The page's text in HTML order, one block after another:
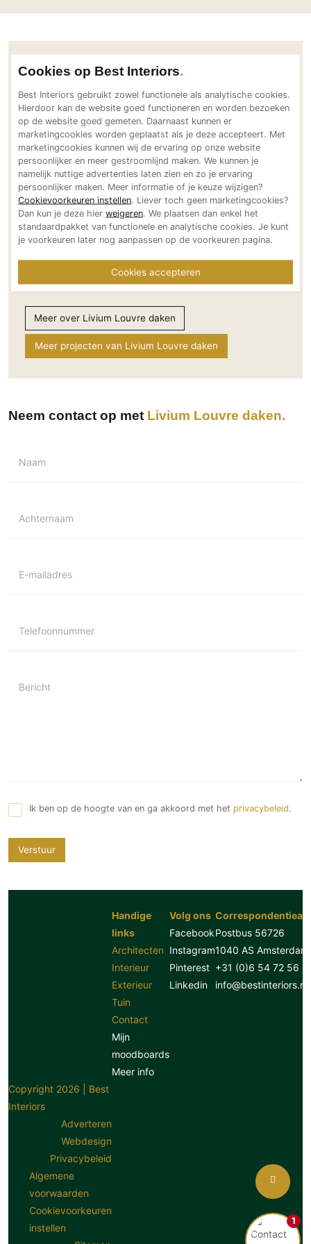
PVC vloeren
Houten vloeren
Natuursteen en keramiek vloeren
Vloerkleden
Afwerking
Wandafwerking
Beton Ciré
Behang / Wandtextiel
Natuursteen en keramiek
Leer
Spuitwerk
Technologie
Audio/Video
Akoestiek
privacy en zonwering
Contactgegevens Livium Louvre daken
Adresgegevens
Oosterveldsingel 21
7558 PJ Hengelo (O)
NL
Bereikbaar via
+31 (0)74 303 37 77
info@livium.nl
livium.nl
Social media
Meer over Livium Louvre daken
Meer projecten van Livium Louvre daken
Neem contact op met Livium Louvre daken
Naam
Achternaam
E-mailadres
Telefoonnummer
Bericht
Ik ben op de hoogte van en ga akkoord met het privacybeleid.
Verstuur
1
Handige
links
Architecten
Interieur
Exterieur
Tuin
Contact
Mijn
moodboards
Meer info
Volg ons
Facebook
Instagram
Pinterest
Linkedin
Postbus 56726
1040 AS Amsterdam
+31 (0)6 54 72 56
info@bestinteriors.nl
Copyright 2026 | Best
Interiors
Adverteren
Webdesign
Privacybeleid
Algemene
voorwaarden
Cookievoorkeuren
instellen
Cookies op Best Interiors
Best Interiors gebruikt zowel functionele als analytische cookies.
Hierdoor kan de website goed functioneren en worden bezoeken
op de website goed gemeten. Daarnaast kunnen er
marketingcookies worden geplaatst als je deze accepteert. Met
marketingcookies kunnen wij de ervaring op onze website
persoonlijker en meer gestroomlijnd maken. We kunnen je
namelijk nuttige advertenties laten zien en zo je ervaring
persoonlijker maken. Meer informatie of je keuze wijzigen?
Cookievoorkeuren instellen. Liever toch geen marketingcookies?
Dan kun je deze hier weigeren. We plaatsen dan enkel het
standaardpakket van functionele en analytische cookies. Je kunt
je voorkeuren later nog aanpassen op de voorkeuren pagina.
Cookies accepteren